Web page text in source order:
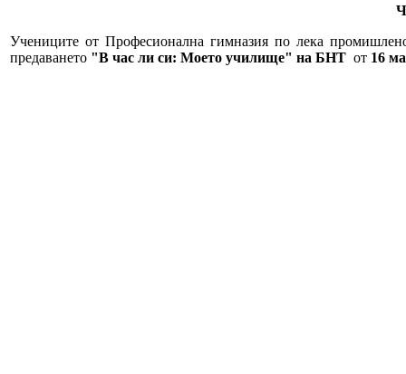
Учениците от Професионална гимназия по лека
предаването "В час ли си: Моето училище" на БНТ от 16